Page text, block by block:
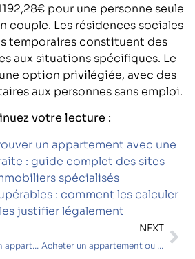
pour une personne seule
couple. Les résidences sociales
temporaires constituent des
aux situations spécifiques. Le
option privilégiée, avec des
aux personnes sans emploi.
votre lecture :
un appartement avec une
: guide complet des sites
spécialisés
: comment les calculer
justifier légalement
Comment trouver un appartement avec une petite retraite : guide complet des sites immobiliers spécialisés
NEXT
Acheter un appartement ou une maison au Portugal : conseils d’experts et pièges à éviter